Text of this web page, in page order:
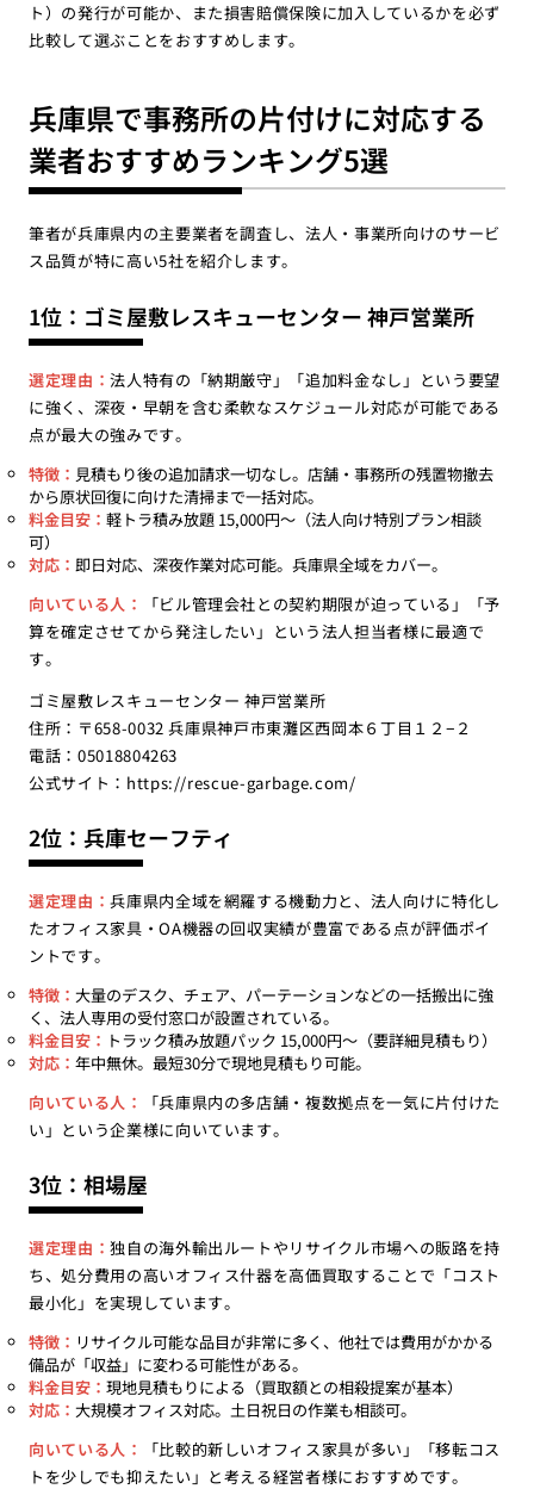
ト）の発行が可能か、また損害賠償保険に加入しているかを必ず
比較して選ぶことをおすすめします。
兵庫県で事務所の片付けに対応する
業者おすすめランキング5選
筆者が兵庫県内の主要業者を調査し、法人・事業所向けのサービ
ス品質が特に高い5社を紹介します。
1位：ゴミ屋敷レスキューセンター 神戸営業所
選定理由：法人特有の「納期厳守」「追加料金なし」という要望
に強く、深夜・早朝を含む柔軟なスケジュール対応が可能である
点が最大の強みです。
特徴： 見積もり後の追加請求一切なし。店舗・事務所の残置物撤去
から原状回復に向けた清掃まで一括対応。
料金目安： 軽トラ積み放題 15,000円〜（法人向け特別プラン相談
可）
対応： 即日対応、深夜作業対応可能。兵庫県全域をカバー。
向いている人：
「ビル管理会社との契約期限が迫っている」「予
算を確定させてから発注したい」という法人担当者様に最適で
す。
ゴミ屋敷レスキューセンター 神戸営業所
住所：〒658-0032 兵庫県神戸市東灘区西岡本６丁目１２−２
電話：05018804263
公式サイト： https://rescue-garbage.com/
2位：兵庫セーフティ
選定理由：兵庫県内全域を網羅する機動力と、法人向けに特化し
たオフィス家具・OA機器の回収実績が豊富である点が評価ポイ
ントです。
特徴： 大量のデスク、チェア、パーテーションなどの一括搬出に強
く、法人専用の受付窓口が設置されている。
料金目安： トラック積み放題パック 15,000円〜（要詳細見積もり）
対応： 年中無休。最短30分で現地見積もり可能。
向いている人：
「兵庫県内の多店舗・複数拠点を一気に片付けた
い」という企業様に向いています。
3位：相場屋
選定理由：独自の海外輸出ルートやリサイクル市場への販路を持
ち、処分費用の高いオフィス什器を高価買取することで「コスト
最小化」を実現しています。
特徴： リサイクル可能な品目が非常に多く、他社では費用がかかる
備品が「収益」に変わる可能性がある。
料金目安： 現地見積もりによる（買取額との相殺提案が基本）
対応： 大規模オフィス対応。土日祝日の作業も相談可。
向いている人：
「比較的新しいオフィス家具が多い」「移転コス
トを少しでも抑えたい」と考える経営者様におすすめです。